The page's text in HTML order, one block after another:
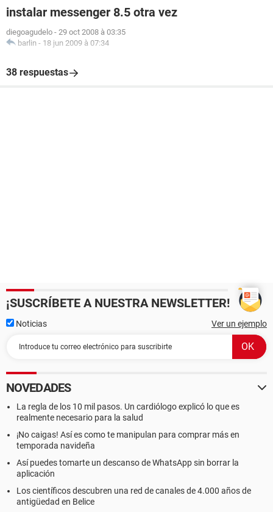
instalar messenger 8.5 otra vez
diegoagudelo - 29 oct 2008 à 03:35
barlin - 18 jun 2009 à 07:34
38 respuestas
¡SUSCRÍBETE A NUESTRA NEWSLETTER!
Noticias Ver un ejemplo
NOVEDADES
La regla de los 10 mil pasos. Un cardiólogo explicó lo que es
realmente necesario para la salud
¡No caigas! Así es como te manipulan para comprar más en
temporada navideña
Así puedes tomarte un descanso de WhatsApp sin borrar la
aplicación
Los científicos descubren una red de canales de 4.000 años de
antigüedad en Belice